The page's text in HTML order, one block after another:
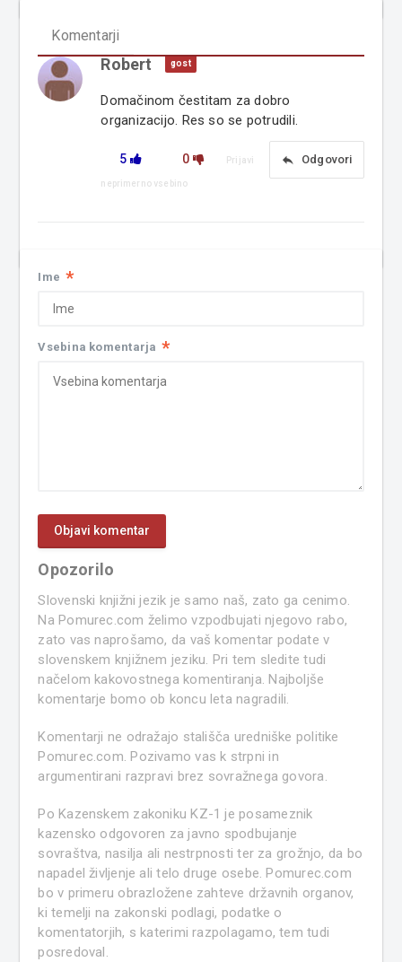
Komentarji
Robert gost
Domačinom čestitam za dobro
organizacijo. Res so se potrudili.
5 0 reply Odgovori
Prijavi
neprimerno vsebino
Ime *
Vsebina komentarja *
Opozorilo
Slovenski knjižni jezik je samo naš, zato ga cenimo.
Na Pomurec.com želimo vzpodbujati njegovo rabo,
zato vas naprošamo, da vaš komentar podate v
slovenskem knjižnem jeziku. Pri tem sledite tudi
načelom kakovostnega komentiranja. Najboljše
komentarje bomo ob koncu leta nagradili.
Komentarji ne odražajo stališča uredniške politike
Pomurec.com. Pozivamo vas k strpni in
argumentirani razpravi brez sovražnega govora.
Po Kazenskem zakoniku KZ-1 je posameznik
kazensko odgovoren za javno spodbujanje
sovraštva, nasilja ali nestrpnosti ter za grožnjo, da bo
napadel življenje ali telo druge osebe. Pomurec.com
bo v primeru obrazložene zahteve državnih organov,
ki temelji na zakonski podlagi, podatke o
komentatorjih, s katerimi razpolagamo, tem tudi
posredoval.